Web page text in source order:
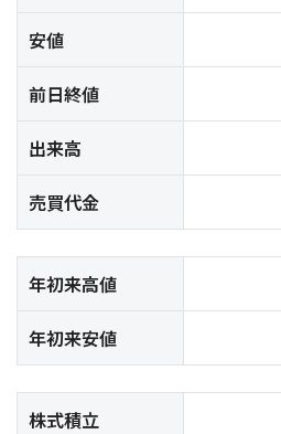
安値
前日終値
出来高
売買代金
年初来高値
年初来安値
株式積立